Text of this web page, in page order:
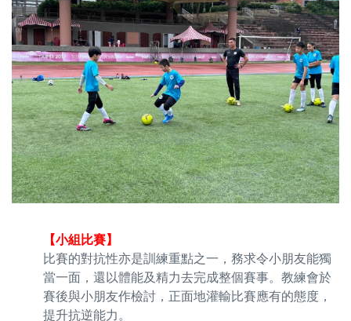
【小組比賽】
比賽的對抗性亦是訓練重點之一，務求令小朋友能獨
當一面，還以體能及精力去完成整個賽事。教練會於
賽後與小朋友作檢討，正面地灌輸比賽應有的態度，
提升抗逆能力。